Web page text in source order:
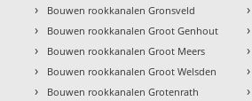
› Bouwen rookkanalen Gronsveld
› Bouwen rookkanalen Groot Genhout
› Bouwen rookkanalen Groot Meers
› Bouwen rookkanalen Groot Welsden
› Bouwen rookkanalen Grotenrath
›
›
›
›
›